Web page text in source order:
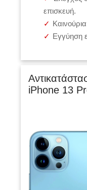
επισκευή.
Εγγύηση
iPhone 13